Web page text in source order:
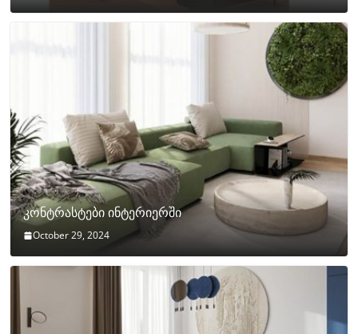
კონტრასტები ინტერიერში
October 29, 2024